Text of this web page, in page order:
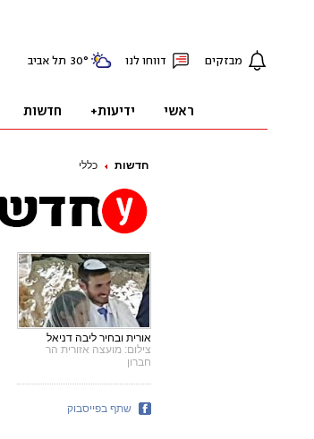
חדשות כללי
אורית ובחיר ליבה דניאל
צילום: מועצה אזורית הר
חברון
שתף בפייסבוק